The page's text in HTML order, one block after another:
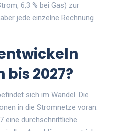
6,3 % bei Gas) zur
jede einzelne Rechnung
bis 2027?
sich im Wandel. Die
in die Stromnetze voran.
eine durchschnittliche